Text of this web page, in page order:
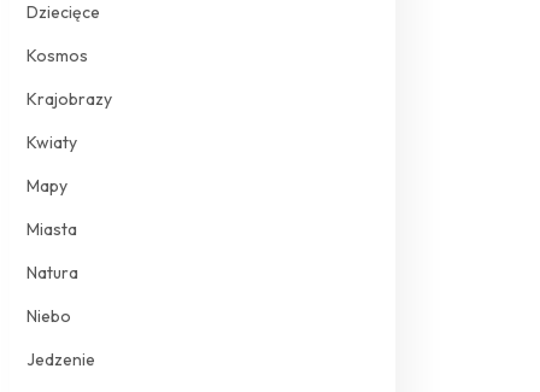
Dziecięce
Kosmos
Krajobrazy
Kwiaty
Mapy
Miasta
Natura
Niebo
Jedzenie